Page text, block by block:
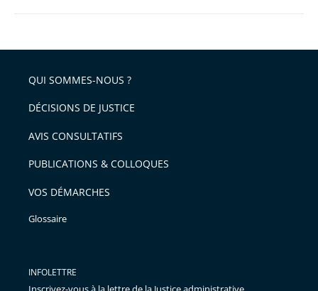
QUI SOMMES-NOUS ?
DÉCISIONS DE JUSTICE
AVIS CONSULTATIFS
PUBLICATIONS & COLLOQUES
VOS DÉMARCHES
Glossaire
INFOLETTRE